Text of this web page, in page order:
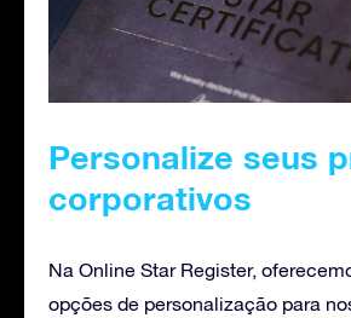
Personalize seus
corporativos
Na Online Star Register,
opções de personalização para